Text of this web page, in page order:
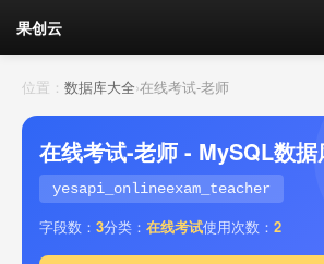
果创云
数据表单
API接口
云存储
位置： 数据库大全›在线考试-老师
在线考试-老师 - MySQL数
yesapi_onlineexam_teacher
字段数： 3分类： 在线考试使用次数： 2